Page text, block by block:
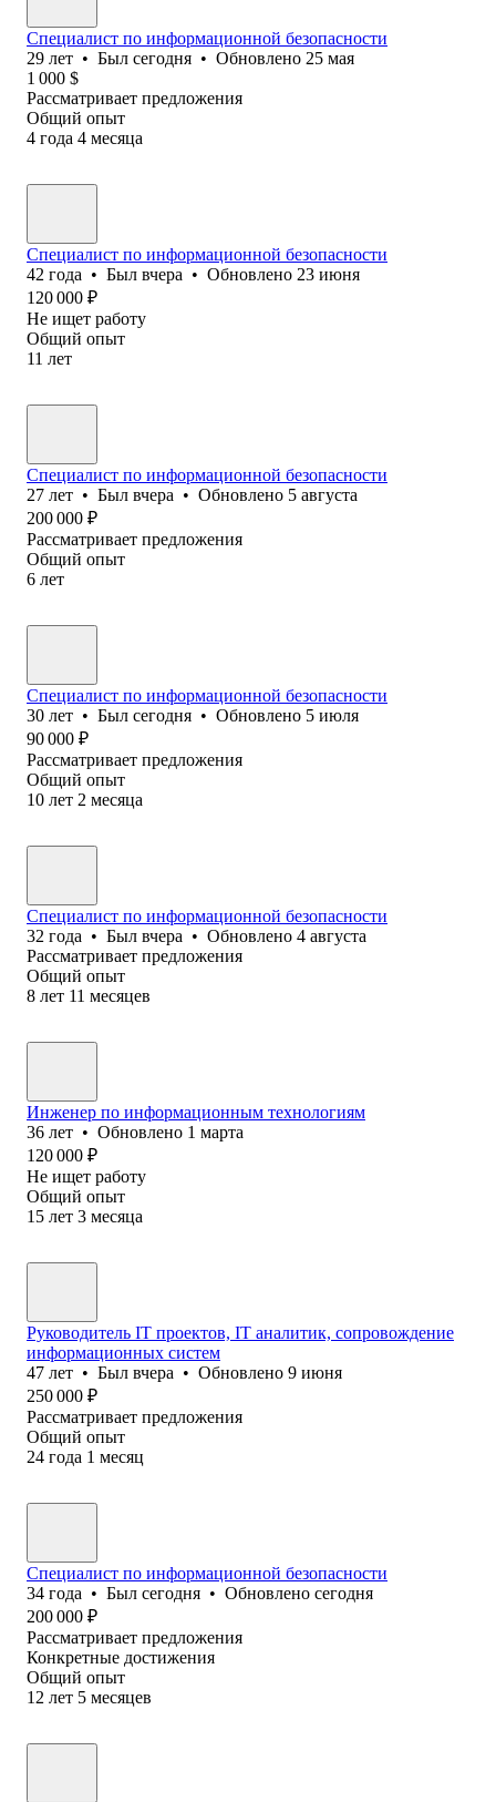
Специалист по информационной безопасности
29 лет • Был сегодня • Обновлено 25 мая
1 000 $
Рассматривает предложения
Общий опыт
4 года 4 месяца
Специалист по информационной безопасности
42 года • Был вчера • Обновлено 23 июня
120 000 ₽
Не ищет работу
Общий опыт
11 лет
Специалист по информационной безопасности
27 лет • Был вчера • Обновлено 5 августа
200 000 ₽
Рассматривает предложения
Общий опыт
6 лет
Специалист по информационной безопасности
30 лет • Был сегодня • Обновлено 5 июля
90 000 ₽
Рассматривает предложения
Общий опыт
10 лет 2 месяца
Специалист по информационной безопасности
32 года • Был вчера • Обновлено 4 августа
Рассматривает предложения
Общий опыт
8 лет 11 месяцев
Инженер по информационным технологиям
36 лет • Обновлено 1 марта
120 000 ₽
Не ищет работу
Общий опыт
15 лет 3 месяца
Руководитель IT проектов, IT аналитик, сопровождение
информационных систем
47 лет • Был вчера • Обновлено 9 июня
250 000 ₽
Рассматривает предложения
Общий опыт
24 года 1 месяц
Специалист по информационной безопасности
34 года • Был сегодня • Обновлено сегодня
200 000 ₽
Рассматривает предложения
Конкретные достижения
Общий опыт
12 лет 5 месяцев